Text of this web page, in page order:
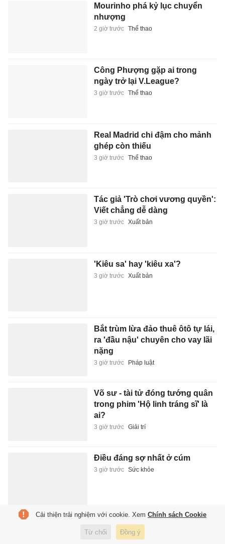
Mourinho phá kỷ lục chuyển
nhượng
2 giờ trước Thể thao
Công Phượng gặp ai trong
ngày trở lại V.League?
3 giờ trước Thể thao
Real Madrid chi đậm cho mảnh
ghép còn thiếu
3 giờ trước Thể thao
Tác giả 'Trò chơi vương quyền':
Viết chẳng dễ dàng
3 giờ trước Xuất bản
'Kiêu sa' hay 'kiêu xa'?
3 giờ trước Xuất bản
Bắt trùm lừa đảo thuê ôtô tự lái,
ra 'đầu nậu' chuyên cho vay lãi
nặng
3 giờ trước Pháp luật
Võ sư - tài tử đóng tướng quân
trong phim 'Hộ linh tráng sĩ' là
ai?
3 giờ trước Giải trí
Điều đáng sợ nhất ở cúm
3 giờ trước Sức khỏe
Doanh số xe điện Tesla sản
xuất tại Trung Quốc tăng 38%
Cải thiện trải nghiệm với cookie. Xem Chính sách Cookie
Từ chối Đồng ý